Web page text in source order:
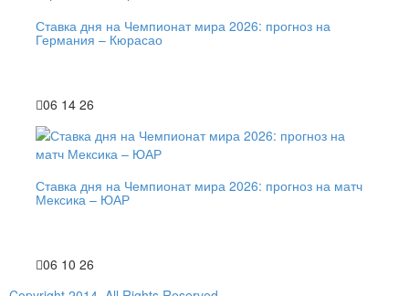
Ставка дня на Чемпионат мира 2026: прогноз на
Германия – Кюрасао
06 14 26
Ставка дня на Чемпионат мира 2026: прогноз на матч
Мексика – ЮАР
06 10 26